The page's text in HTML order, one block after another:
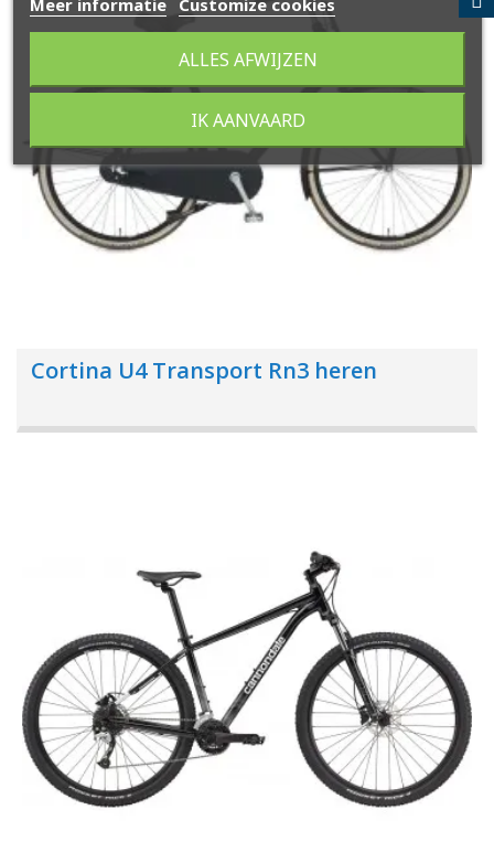
Cortina U4 Transport Rn3 heren
Meer informatie Customize cookies
ALLES AFWIJZEN
IK AANVAARD